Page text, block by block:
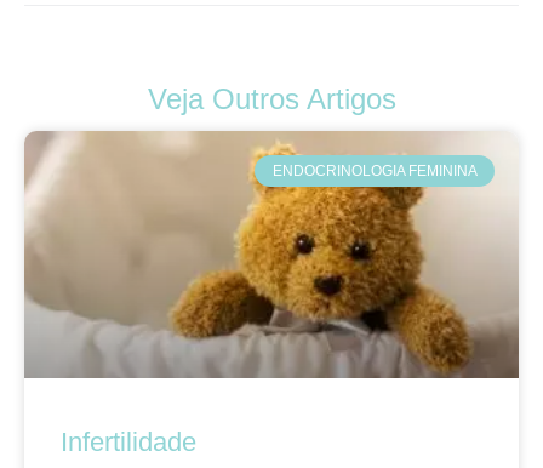
Veja Outros Artigos
ENDOCRINOLOGIA FEMININA
Infertilidade